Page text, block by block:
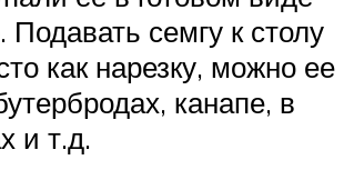
Подавать семгу к столу
как нарезку, можно ее
канапе, в
и т.д.